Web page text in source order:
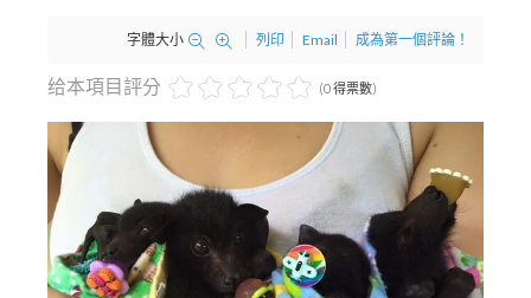
字體大小 列印 Email 成為第一個評論！
给本項目評分 (0 得票數)